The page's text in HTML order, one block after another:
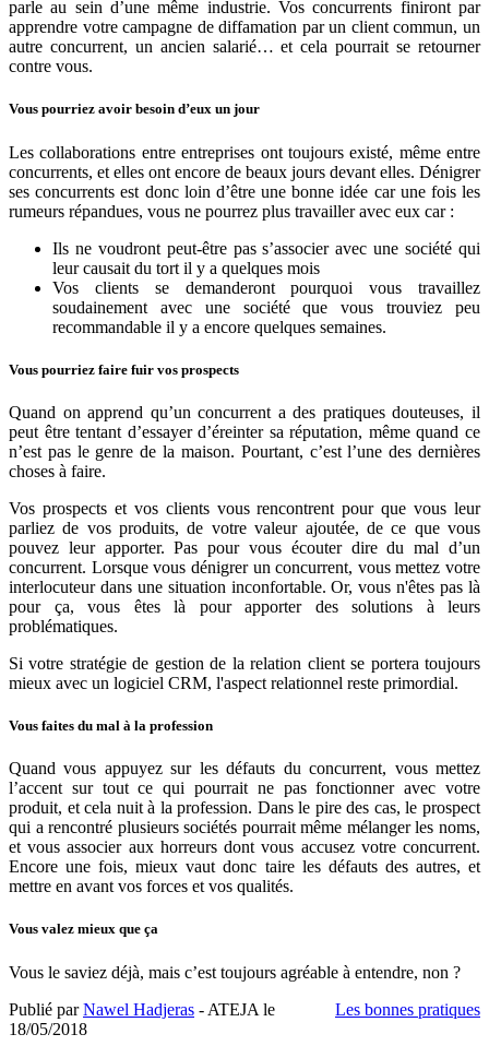
parle au sein d’une même industrie. Vos concurrents finiront par
apprendre votre campagne de diffamation par un client commun, un
autre concurrent, un ancien salarié… et cela pourrait se retourner
contre vous.
Vous pourriez avoir besoin d’eux un jour
Les collaborations entre entreprises ont toujours existé, même entre
concurrents, et elles ont encore de beaux jours devant elles. Dénigrer
ses concurrents est donc loin d’être une bonne idée car une fois les
rumeurs répandues, vous ne pourrez plus travailler avec eux car :
Ils ne voudront peut-être pas s’associer avec une société qui
leur causait du tort il y a quelques mois
Vos clients se demanderont pourquoi vous travaillez
soudainement avec une société que vous trouviez peu
recommandable il y a encore quelques semaines.
Vous pourriez faire fuir vos prospects
Quand on apprend qu’un concurrent a des pratiques douteuses, il
peut être tentant d’essayer d’éreinter sa réputation, même quand ce
n’est pas le genre de la maison. Pourtant, c’est l’une des dernières
choses à faire.
Vos prospects et vos clients vous rencontrent pour que vous leur
parliez de vos produits, de votre valeur ajoutée, de ce que vous
pouvez leur apporter. Pas pour vous écouter dire du mal d’un
concurrent. Lorsque vous dénigrer un concurrent, vous mettez votre
interlocuteur dans une situation inconfortable. Or, vous n'êtes pas là
pour ça, vous êtes là pour apporter des solutions à leurs
problématiques.
Si votre stratégie de gestion de la relation client se portera toujours
mieux avec un logiciel CRM, l'aspect relationnel reste primordial.
Vous faites du mal à la profession
Quand vous appuyez sur les défauts du concurrent, vous mettez
l’accent sur tout ce qui pourrait ne pas fonctionner avec votre
produit, et cela nuit à la profession. Dans le pire des cas, le prospect
qui a rencontré plusieurs sociétés pourrait même mélanger les noms,
et vous associer aux horreurs dont vous accusez votre concurrent.
Encore une fois, mieux vaut donc taire les défauts des autres, et
mettre en avant vos forces et vos qualités.
Vous valez mieux que ça
Vous le saviez déjà, mais c’est toujours agréable à entendre, non ?
Les bonnes pratiques
Publié parNawel Hadjeras - ATEJA le
18/05/2018